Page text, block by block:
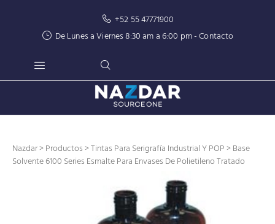
+52 55 47771900
De Lunes a Viernes 8:30 am a 6:00 pm -Contacto
Nazdar>Productos>Tintas Para Serigrafía Industrial Y POP> Base
Solvente 6100 Series Esmalte Para Envases De Polietileno Tratado